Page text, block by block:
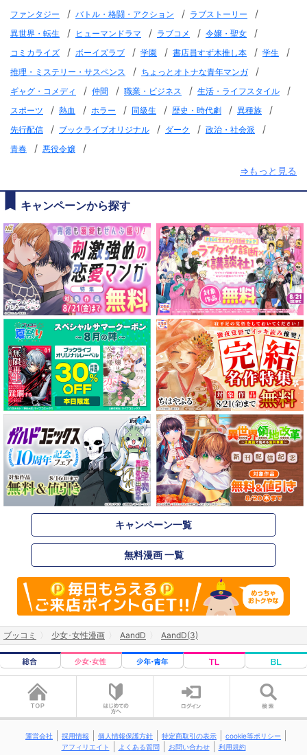
ファンタジー / バトル・格闘・アクション / ラブストーリー /
異世界・転生 / ヒューマンドラマ / ラブコメ / 令嬢・聖女 /
コミカライズ / ボーイズラブ / 学園 / 書店員すず木推し本 / 学生 /
推理・ミステリー・サスペンス / ちょっとオトナな青年マンガ /
ギャグ・コメディ / 仲間 / 職業・ビジネス / 生活・ライフスタイル /
スポーツ / 熱血 / ホラー / 同級生 / 歴史・時代劇 / 異種族 /
先行配信 / ブックライブオリジナル / ダーク / 政治・社会派 /
青春 / 悪役令嬢
/
⇒もっと見る
キャンペーンから探す
キャンペーン一覧
無料漫画 一覧
ブッコミ 少女･女性漫画 AandD AandD(3)
運営会社 採用情報 個人情報保護方針 特定商取引の表示
cookie等ポリシー
アフィリエイト
よくある質問 お問い合わせ 利用規約